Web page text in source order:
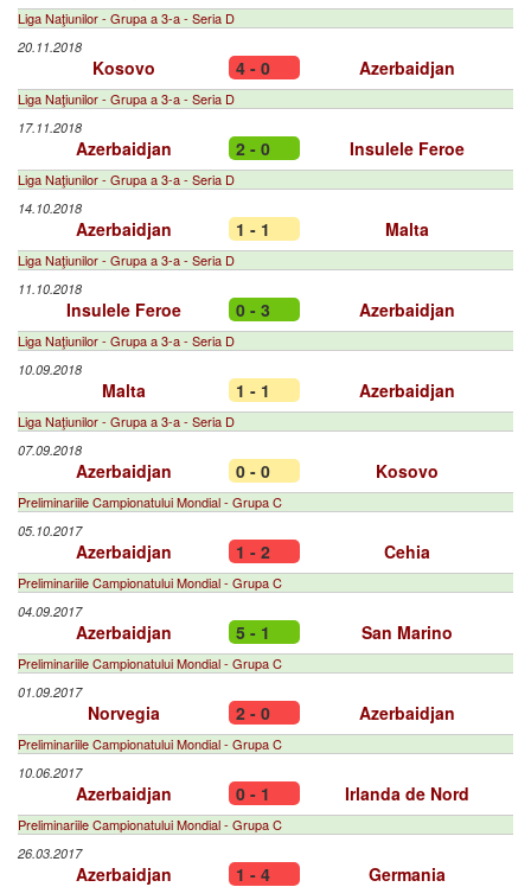
Liga Naţiunilor - Grupa a 3-a - Seria D
20.11.2018
Kosovo 4 - 0 Azerbaidjan
Liga Naţiunilor - Grupa a 3-a - Seria D
17.11.2018
Azerbaidjan 2 - 0 Insulele Feroe
Liga Naţiunilor - Grupa a 3-a - Seria D
14.10.2018
Azerbaidjan 1 - 1 Malta
Liga Naţiunilor - Grupa a 3-a - Seria D
11.10.2018
Insulele Feroe 0 - 3 Azerbaidjan
Liga Naţiunilor - Grupa a 3-a - Seria D
10.09.2018
Malta 1 - 1 Azerbaidjan
Liga Naţiunilor - Grupa a 3-a - Seria D
07.09.2018
Azerbaidjan 0 - 0 Kosovo
Preliminariile Campionatului Mondial - Grupa C
05.10.2017
Azerbaidjan 1 - 2 Cehia
Preliminariile Campionatului Mondial - Grupa C
04.09.2017
Azerbaidjan 5 - 1 San Marino
Preliminariile Campionatului Mondial - Grupa C
01.09.2017
Norvegia 2 - 0 Azerbaidjan
Preliminariile Campionatului Mondial - Grupa C
10.06.2017
Azerbaidjan 0 - 1 Irlanda de Nord
Preliminariile Campionatului Mondial - Grupa C
26.03.2017
Azerbaidjan 1 - 4 Germania